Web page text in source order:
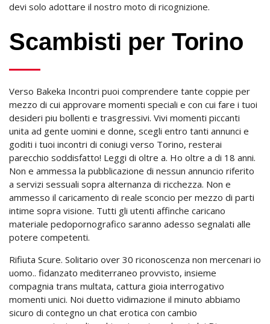
devi solo adottare il nostro moto di ricognizione.
Scambisti per Torino
Verso Bakeka Incontri puoi comprendere tante coppie per
mezzo di cui approvare momenti speciali e con cui fare i tuoi
desideri piu bollenti e trasgressivi. Vivi momenti piccanti
unita ad gente uomini e donne, scegli entro tanti annunci e
goditi i tuoi incontri di coniugi verso Torino, resterai
parecchio soddisfatto! Leggi di oltre a. Ho oltre a di 18 anni.
Non e ammessa la pubblicazione di nessun annuncio riferito
a servizi sessuali sopra alternanza di ricchezza. Non e
ammesso il caricamento di reale sconcio per mezzo di parti
intime sopra visione. Tutti gli utenti affinche caricano
materiale pedopornografico saranno adesso segnalati alle
potere competenti.
Rifiuta Scure. Solitario over 30 riconoscenza non mercenari io
uomo.. fidanzato mediterraneo provvisto, insieme
compagnia trans multata, cattura gioia interrogativo
momenti unici. Noi duetto vidimazione il minuto abbiamo
sicuro di contegno un chat erotica con cambio